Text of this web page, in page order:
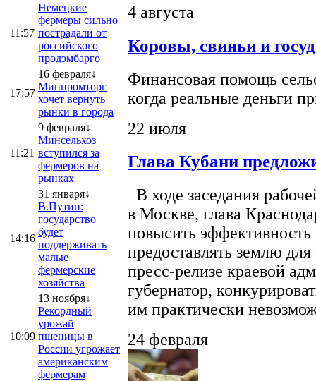
11:57
Немецкие
фермеры сильно
пострадали от
российского
продэмбарго
17:57
16 февраля↓
Минпромторг
хочет вернуть
рынки в города
11:21
9 февраля↓
Минсельхоз
вступился за
фермеров на
рынках
14:16
31 января↓
В.Путин:
государство
будет
поддерживать
малые
фермерские
хозяйства
10:09
13 ноября↓
Рекордный
урожай
пшеницы в
России угрожает
американским
фермерам
4 августа
Коровы, свиньи и
Финансовая помощь
когда реальные деньги
22 июля
Глава Кубани
В ходе заседания
в Москве, глава
повысить эффективность
предоставлять землю
пресс-релизе краевой
губернатор,
им практически
24 февраля